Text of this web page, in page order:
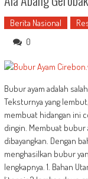
Berita Nasional
0
Bubur ayam adalah
Teksturnya yang
membuat hidangan ini
dingin. Membuat bubur
dibayangkan. Dengan
menghasilkan bubur
lengkapnya. 1. Bahan